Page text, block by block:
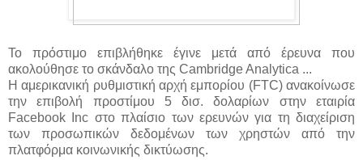
Το πρόστιμο επιβλήθηκε έγινε μετά από έρευνα που
ακολούθησε το σκάνδαλο της Cambridge Analytica ...
Η αμερικανική ρυθμιστική αρχή εμπορίου (FTC) ανακοίνωσε
την επιβολή προστίμου 5 δισ. δολαρίων στην εταιρία
Facebook Inc στο πλαίσιο των ερευνών για τη διαχείριση
των προσωπικών δεδομένων των χρηστών από την
πλατφόρμα κοινωνικής δικτύωσης.